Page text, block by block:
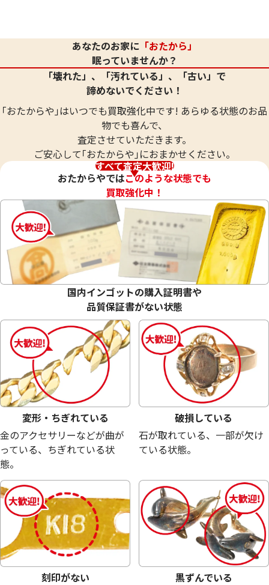
24金 (K24) 伊勢神宮第六十回御遷宮記念
公式小判
90g
2,678,500円
24金 (K24) 小判2
56.6g
1,684,500円
22金(K22)三越謹製札幌オリンピック小判
43.7g
参考買取価格
1,195,700
22金 (K22) 札幌オ
43.6g
参考買取価格
1,192,900円
あなたのお家に 「おたから」
眠っていませんか？
「壊れた」、「汚れている」、「古い」で
諦めないでください！
｢おたからや｣はいつでも買取強化中です! あらゆる状態のお品
物でも喜んで、
査定させていただきます。
ご安心して｢おたからや｣におまかせください。
すべて査定大歓迎!
おたからやではこのような状態でも
買取強化中！
国内インゴットの購入証明書や
品質保証書がない状態
変形・ちぎれている
金のアクセサリーなどが曲が
っている、ちぎれている状
態。
破損している
石が取れている、一部が欠け
ている状態。
刻印がない
黒ずんでいる